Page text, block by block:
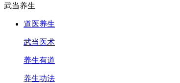
武当养生
道医养生
武当医术
养生有道
养生功法